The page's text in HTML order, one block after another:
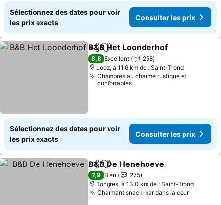
Sélectionnez des dates pour voir
les prix exacts
Consulter les prix
PartagerAjouter à mes favoris
B&B Het Loonderhof
8,8 Excellent
258
Looz, à 11.6 km de : Saint-Trond
Chambres au charme rustique et
confortables
Sélectionnez des dates pour voir
les prix exacts
Consulter les prix
PartagerAjouter à mes favoris
B&B De Henehoeve
7,9 Bien
275
Tongres, à 13.0 km de : Saint-Trond
Charmant snack-bar dans la cour